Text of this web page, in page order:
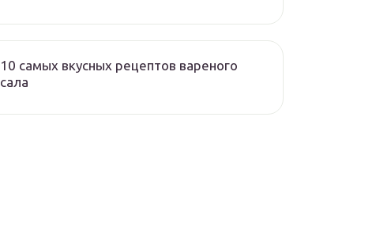
10 самых вкусных рецептов вареного
сала